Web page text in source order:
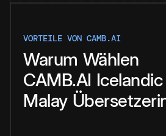
VORTEILE VON CAMB.AI
Warum Wählen
CAMB.AI Icelandic
Malay